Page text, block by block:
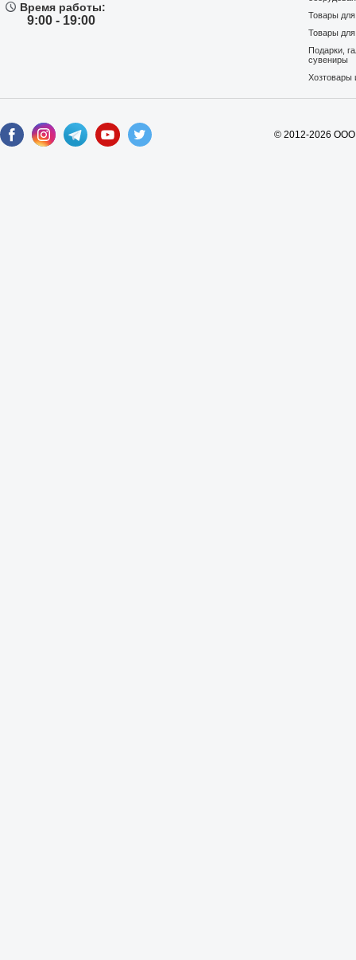
Время работы:
9:00 - 19:00
Товары
Товары
Подарки,
сувениры
Хозтовары
© 2012-2026